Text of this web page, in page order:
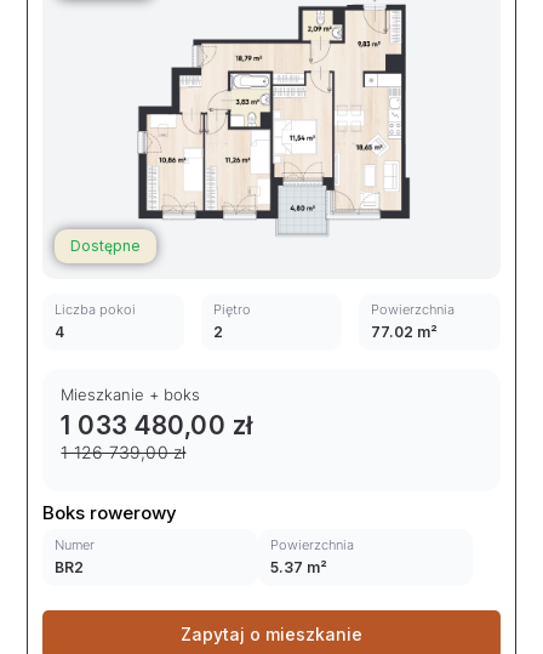
Dostępne
Liczba pokoi
4
Piętro
2
Powierzchnia
77.02 m²
Mieszkanie + boks
1 033 480,00 zł
1 126 739,00 zł
Boks rowerowy
Numer
BR2
Powierzchnia
5.37 m²
Zapytaj o mieszkanie